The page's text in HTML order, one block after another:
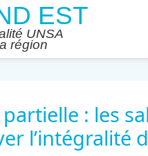
: les
l’intégralité